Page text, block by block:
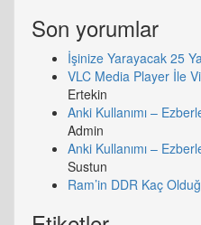
Son yorumlar
İşinize Yarayacak 25
VLC Media Player İle
Ertekin
Anki Kullanımı –
Admin
Anki Kullanımı –
Sustun
Ram’in DDR Kaç